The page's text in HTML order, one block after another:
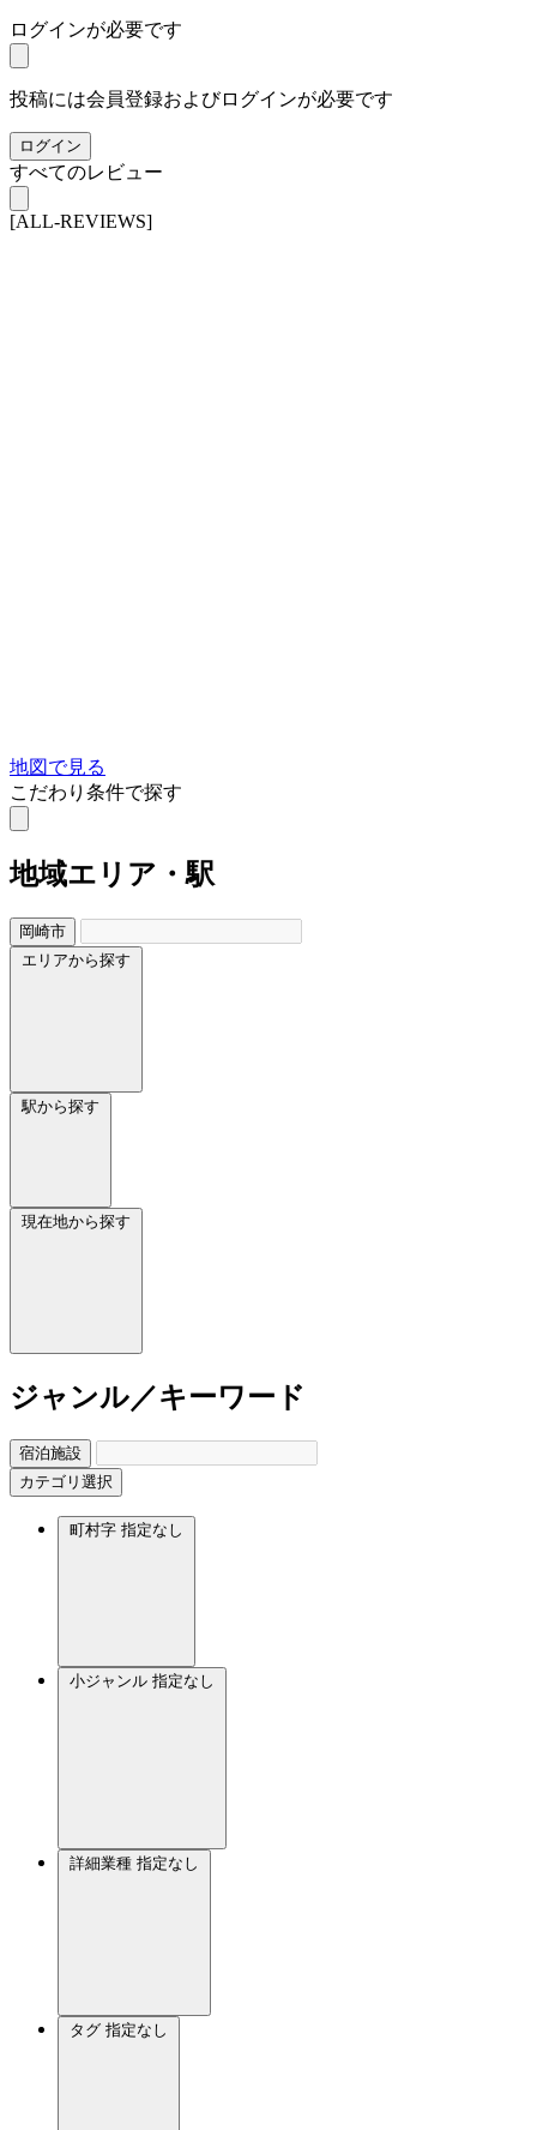
ログインが必要です
投稿には会員登録およびログインが必要です
ログイン
すべてのレビュー
[ALL-REVIEWS]
地図で見る
こだわり条件で探す
地域エリア・駅
岡崎市
エリアから探す
駅から探す
現在地から探す
ジャンル／キーワード
宿泊施設
カテゴリ選択
町村字 指定なし
小ジャンル 指定なし
詳細業種 指定なし
タグ 指定なし